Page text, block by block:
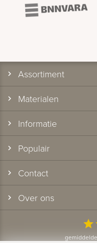
Assortiment
Materialen
Informatie
Populair
Contact
Over ons
star